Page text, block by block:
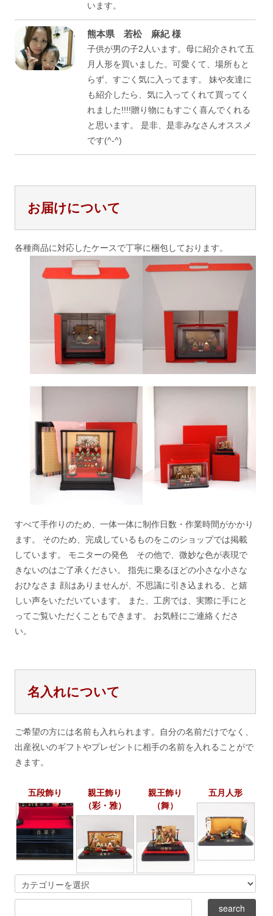
います。
熊本県 若松 麻紀 様
子供が男の子2人います。母に紹介されて五
月人形を買いました。可愛くて、場所もと
らず、すごく気に入ってます。 妹や友達に
も紹介したら、気に入ってくれて買ってく
れました!!!!贈り物にもすごく喜んでくれる
と思います。 是非、是非みなさんオススメ
です(^-^)
お届けについて
各種商品に対応したケースで丁寧に梱包しております。
すべて手作りのため、一体一体に制作日数・作業時間がかかり
ます。 そのため、完成しているものをこのショップでは掲載
しています。 モニターの発色 その他で、微妙な色が表現で
きないのはご了承ください。 指先に乗るほどの小さな小さな
おひなさま 顔はありませんが、不思議に引き込まれる、と嬉
しい声をいただいています。 また、工房では、実際に手にと
ってご覧いただくこともできます。 お気軽にご連絡くださ
い。
名入れについて
ご希望の方には名前も入れられます。自分の名前だけでなく、
出産祝いのギフトやプレゼントに相手の名前を入れることがで
きます。
五段飾り
親王飾り
（彩・雅）
親王飾り
（舞）
五月人形